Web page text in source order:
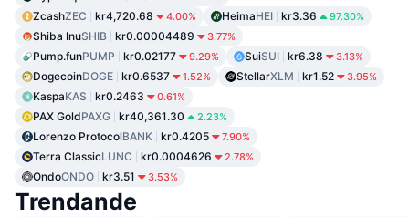
ZcashZEC kr4,720.68 4.00% HeimaHEI kr3.36 97.30%
Shiba InuSHIB kr0.00004489 3.77%
Pump.funPUMP kr0.02177 9.29% SuiSUI kr6.38 3.13%
DogecoinDOGE kr0.6537 1.52% StellarXLM kr1.52 3.95%
KaspaKAS kr0.2463 0.61%
PAX GoldPAXG kr40,361.30 2.23%
Lorenzo ProtocolBANK kr0.4205 7.90%
Terra ClassicLUNC kr0.0004626 2.78%
OndoONDO kr3.51 3.53%
Trendande